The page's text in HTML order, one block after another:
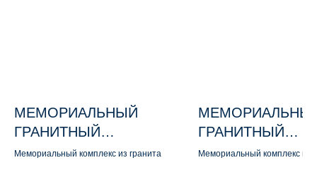
МЕМОРИАЛЬНЫЙ
ГРАНИТНЫЙ
КОМПЛЕКС М171
Мемориальный комплекс из гранита
ГРАНИТНЫЙ
КОМПЛЕКС М110
Мемориальный комплекс из